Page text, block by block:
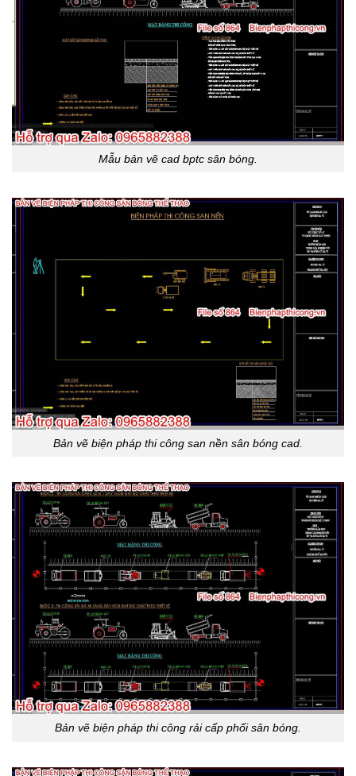
Mẫu bản vẽ cad bptc sân bóng.
Bản vẽ biện pháp thi công san nền sân bóng cad.
Bản vẽ biện pháp thi công rải cấp phối sân bóng.